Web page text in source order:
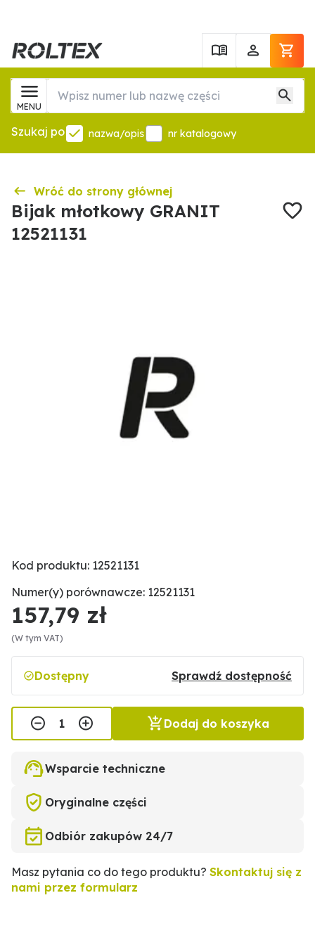
MENU
Szukaj po nazwa/opis nr katalogowy
Wróć do strony głównej
Bijak młotkowy GRANIT
12521131
Kod produktu: 12521131
Numer(y) porównawcze: 12521131
157,79 zł
(W tym VAT)
Dostępny Sprawdź dostępność
Dodaj do koszyka
Wsparcie techniczne
Oryginalne części
Odbiór zakupów 24/7
Masz pytania co do tego produktu? Skontaktuj się z
nami przez formularz